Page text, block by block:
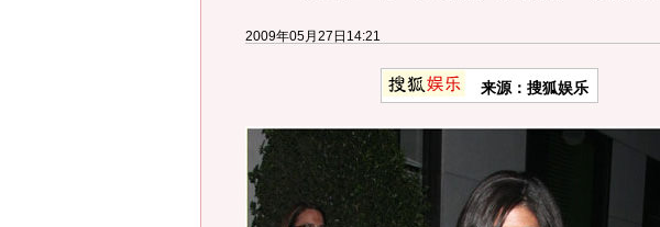
2009年05月27日14:21
来源： 搜狐娱乐